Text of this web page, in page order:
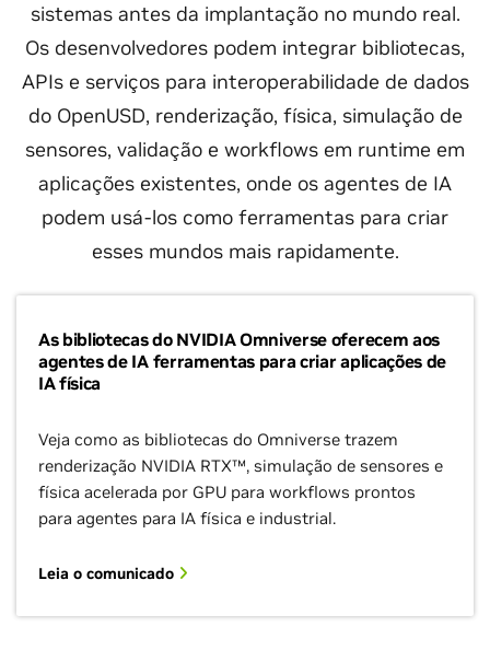
sistemas antes da implantação no mundo real.
Os desenvolvedores podem integrar bibliotecas,
APIs e serviços para interoperabilidade de dados
do OpenUSD, renderização, física, simulação de
sensores, validação e workflows em runtime em
aplicações existentes, onde os agentes de IA
podem usá-los como ferramentas para criar
esses mundos mais rapidamente.
As bibliotecas do NVIDIA Omniverse oferecem aos
agentes de IA ferramentas para criar aplicações de
IA física
Veja como as bibliotecas do Omniverse trazem
renderização NVIDIA RTX™, simulação de sensores e
física acelerada por GPU para workflows prontos
para agentes para IA física e industrial.
Leia o comunicado